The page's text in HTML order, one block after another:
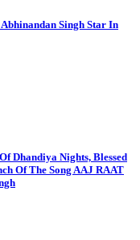
Singh Star In
Dhandiya Nights, Blessed
Of The Song AAJ RAAT